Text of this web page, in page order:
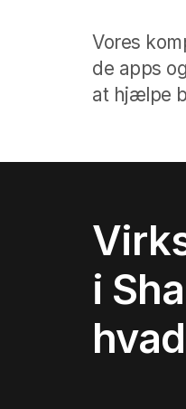
Vores
de apps
at hjælpe
i